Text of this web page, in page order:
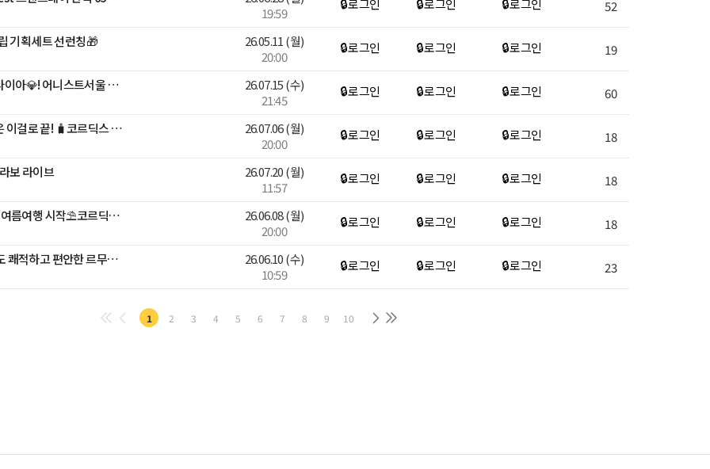
19:59
🔒 로그인 🔒 로그인 🔒 로그인 52
기획세트 선런칭🎁 26.05.11 (월)
20:00
🔒 로그인 🔒 로그인 🔒 로그인 19
[최화정쇼] 여름엔 14K 랩다이아💎! 어니스트서울 특별LIVE🩵 26.07.15(수)
21:45
🔒 로그인 🔒 로그인 🔒 로그인 60
[여름 휴가 시작]✈️휴가 짐은 이걸로 끝! 🧳코르딕스 캐리어 26.07.06(월)
20:00
🔒 로그인 🔒 로그인 🔒 로그인 18
보 라이브 26.07.20(월)
11:57
🔒 로그인 🔒 로그인 🔒 로그인 18
[Light Summer]☀️가벼운 여름여행 시작⛱️코르딕스 캐리어 26.06.08(월)
20:00
🔒 로그인 🔒 로그인 🔒 로그인 18
[온라인 팝업 LIVE] 여름에도 쾌적하고 편안한 르무통 하루 혜택! 26.06.10(수)
10:59
🔒 로그인 🔒 로그인 🔒 로그인 23
1 2 3 4 5 6 7 8 9 10